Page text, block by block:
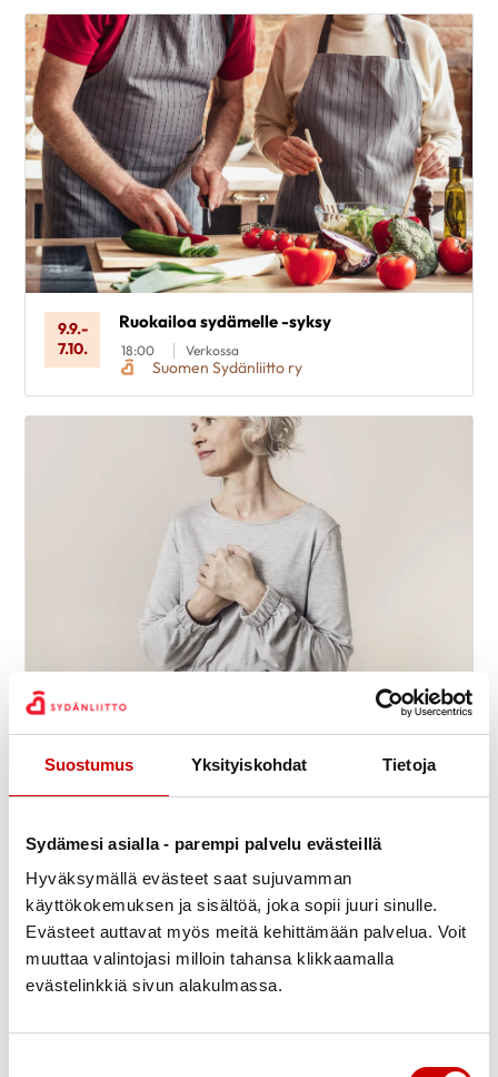
Suostumus Yksityiskohdat Tietoja
Sydämesi asialla - parempi palvelu evästeillä
Hyväksymällä evästeet saat sujuvamman
käyttökokemuksen ja sisältöä, joka sopii juuri sinulle.
Evästeet auttavat myös meitä kehittämään palvelua. Voit
muuttaa valintojasi milloin tahansa klikkaamalla
evästelinkkiä sivun alakulmassa.
9.9.-
7.10.
Ruokailoa sydämelle -syksy
18:00 Verkossa
Suomen Sydänliitto ry
9.9.-
Seiskarinkatu 35, 20900 TURKU